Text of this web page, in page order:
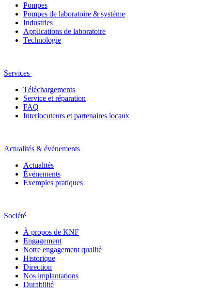
Pompes
Pompes de laboratoire & système
Industries
Applications de laboratoire
Technologie
Services
Téléchargements
Service et réparation
FAQ
Interlocuteurs et partenaires locaux
Actualités & événements
Actualités
Événements
Exemples pratiques
Société
À propos de KNF
Engagement
Notre engagement qualité
Historique
Direction
Nos implantations
Durabilité